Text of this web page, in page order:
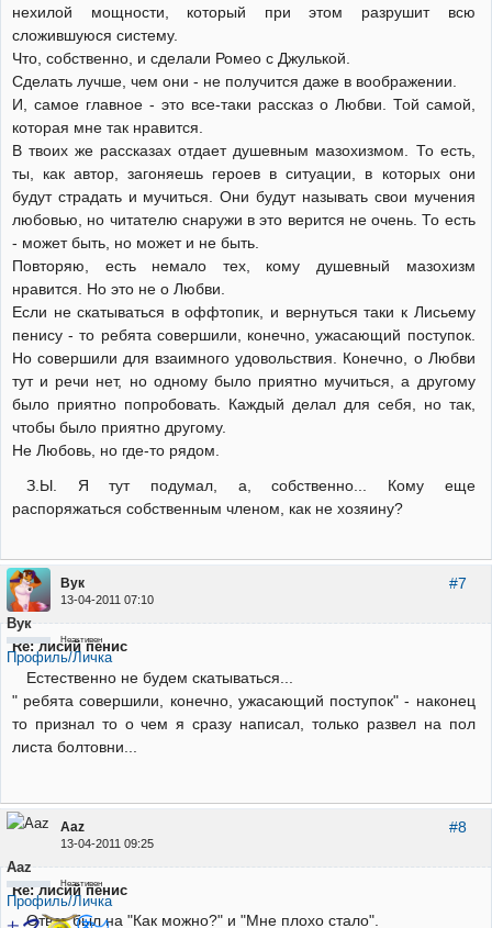
нехилой мощности, который при этом разрушит всю
сложившуюся систему.
Что, собственно, и сделали Ромео с Джулькой.
Сделать лучше, чем они - не получится даже в воображении.
И, самое главное - это все-таки рассказ о Любви. Той самой,
которая мне так нравится.
В твоих же рассказах отдает душевным мазохизмом. То есть,
ты, как автор, загоняешь героев в ситуации, в которых они
будут страдать и мучиться. Они будут называть свои мучения
любовью, но читателю снаружи в это верится не очень. То есть
- может быть, но может и не быть.
Повторяю, есть немало тех, кому душевный мазохизм
нравится. Но это не о Любви.
Если не скатываться в оффтопик, и вернуться таки к Лисьему
пенису - то ребята совершили, конечно, ужасающий поступок.
Но совершили для взаимного удовольствия. Конечно, о Любви
тут и речи нет, но одному было приятно мучиться, а другому
было приятно попробовать. Каждый делал для себя, но так,
чтобы было приятно другому.
Не Любовь, но где-то рядом.
З.Ы. Я тут подумал, а, собственно... Кому еще
распоряжаться собственным членом, как не хозяину?
#7
Вук
13-04-2011 07:10
Вук
Неактивен
Профиль/Личка
Re: лисий пенис
Естественно не будем скатываться...
" ребята совершили, конечно, ужасающий поступок" - наконец
то признал то о чем я сразу написал, только развел на пол
листа болтовни...
#8
Aaz
13-04-2011 09:25
Aaz
Неактивен
Профиль/Личка
Re: лисий пенис
Ответ был на "Как можно?" и "Мне плохо стало".